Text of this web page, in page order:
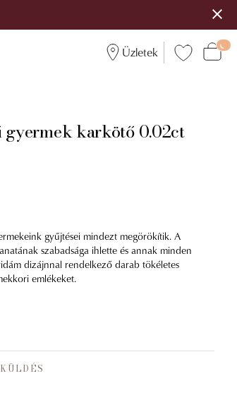
Üzletek
gyermek karkötő 0.02ct
gyűjtései mindezt megörökítik. A
szabadsága ihlette és annak minden
dizájnnal rendelkező darab tökéletes
emlékeket.